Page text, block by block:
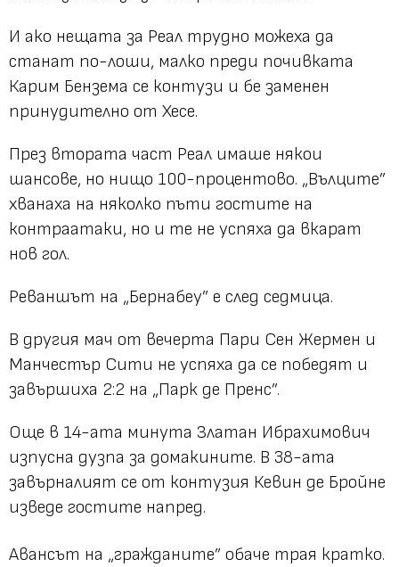
И ако нещата за Реал трудно можеха да
станат по-лоши, малко преди почивката
Карим Бензема се контузи и бе заменен
принудително от Хесе.
През втората част Реал имаше някои
шансове, но нищо 100-процентово. „Вълците”
хванаха на няколко пъти гостите на
контраатаки, но и те не успяха да вкарат
нов гол.
Реваншът на „Бернабеу” е след седмица.
В другия мач от вечерта Пари Сен Жермен и
Манчестър Сити не успяха да се победят и
завършиха 2:2 на „Парк де Пренс”.
Още в 14-ата минута Златан Ибрахимович
изпусна дузпа за домакините. В 38-ата
завърналият се от контузия Кевин де Бройне
изведе гостите напред.
Авансът на „гражданите” обаче трая кратко.